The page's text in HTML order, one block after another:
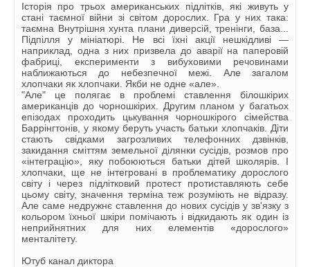
Історія про трьох американських підлітків, які живуть у
стані таємної війни зі світом дорослих. Гра у них така:
таємна Внутрішня хунта плани диверсій, тренінги, база...
Підпілля у мініатюрі. Не всі їхні акції нешкідливі —
наприклад, одна з них призвела до аварії на паперовій
фабриці, експерименти з вибуховими речовинами
наближаються до небезпечної межі. Але загалом
хлопчаки як хлопчаки. Якби не одне «але».
"Але" це полягає в проблемі ставлення білошкірих
американців до чорношкірих. Другим планом у багатьох
епізодах проходить цькування чорношкірого сімейства
Баррінгтонів, у якому беруть участь батьки хлопчаків. Діти
стають свідками загрозливих телефонних дзвінків,
закидання сміттям земельної ділянки сусідів, розмов про
«інтеграцію», яку побоюються батьки дітей школярів. І
хлопчаки, ще не інтегровані в проблематику дорослого
світу і через підлітковий протест протиставляють себе
цьому світу, значення терміна теж розуміють не відразу.
Але саме недружнє ставлення до нових сусідів у зв'язку з
кольором їхньої шкіри помічають і відкидають як один із
неприйнятних для них елементів «дорослого»
менталітету.
Ютуб канал диктора